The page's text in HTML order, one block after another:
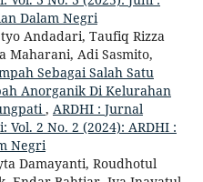
Dalam Negri
Andadari, Taufiq Rizza
Maharani, Adi Sasmito,
Sebagai Salah Satu
Anorganik Di Kelurahan
, ARDHI : Jurnal
Vol. 2 No. 2 (2024): ARDHI :
Negri
Damayanti, Roudhotul